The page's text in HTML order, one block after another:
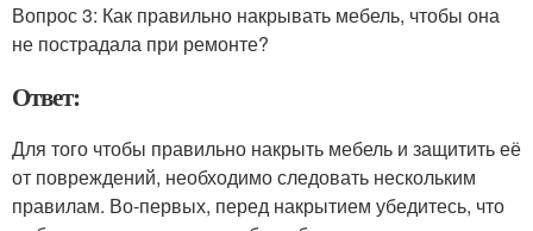
Вопрос 3: Как правильно накрывать мебель, чтобы она
не пострадала при ремонте?
Ответ:
Для того чтобы правильно накрыть мебель и защитить её
от повреждений, необходимо следовать нескольким
правилам. Во-первых, перед накрытием убедитесь, что